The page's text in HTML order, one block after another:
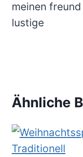
meinen freund
lustige
Ähnliche